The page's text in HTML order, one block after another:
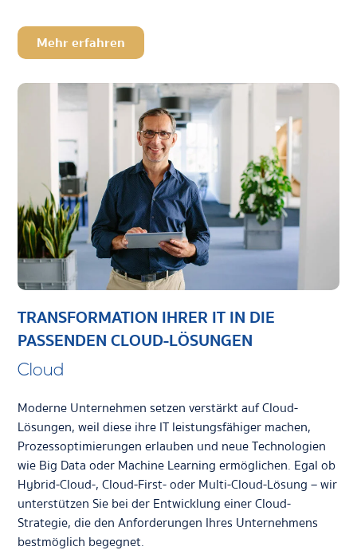
Mehr erfahren
TRANSFORMATION IHRER IT IN DIE
PASSENDEN CLOUD-LÖSUNGEN
Cloud
Moderne Unternehmen setzen verstärkt auf Cloud-
Lösungen, weil diese ihre IT leistungsfähiger machen,
Prozessoptimierungen erlauben und neue Technologien
wie Big Data oder Machine Learning ermöglichen. Egal ob
Hybrid-Cloud-, Cloud-First- oder Multi-Cloud-Lösung – wir
unterstützen Sie bei der Entwicklung einer Cloud-
Strategie, die den Anforderungen Ihres Unternehmens
bestmöglich begegnet.